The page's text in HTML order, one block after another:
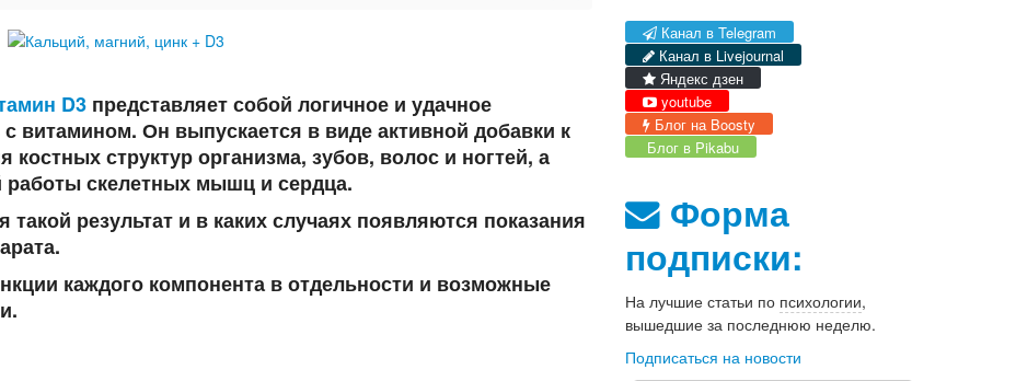
D3 представляет собой логичное и удачное
витамином. Он выпускается в виде активной добавки к
структур организма, зубов, волос и ногтей, а
скелетных мышц и сердца.
такой результат и в каких случаях появляются показания
каждого компонента в отдельности и возможные
Канал в Telegram
Канал в Livejournal
Яндекс дзен
youtube
Блог на Boosty
Блог в Pikabu
Форма
подписки:
На лучшие статьи по психологии,
вышедшие за последнюю неделю.
Подписаться на новости